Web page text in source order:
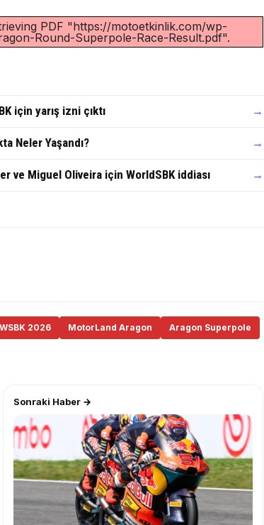
PDF "https://motoetkinlik.com/wp-
Round-Superpole-Race-Result.pdf".
için yarış izni çıktı →
Neler Yaşandı? →
ve Miguel Oliveira için WorldSBK iddiası →
WSBK 2026 MotorLand Aragon Aragon Superpole
Sonraki Haber →